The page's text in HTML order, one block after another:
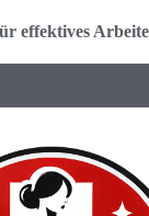
effektives